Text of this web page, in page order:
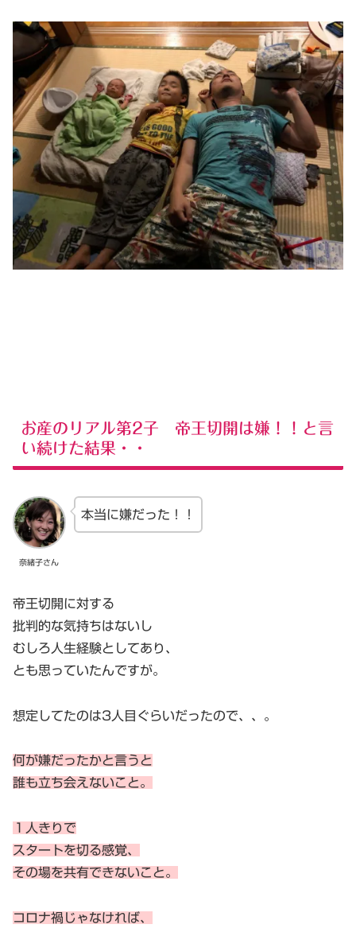
お産のリアル第2子 帝王切開は嫌！！と言
い続けた結果・・
奈緒子さん
本当に嫌だった！！
帝王切開に対する
批判的な気持ちはないし
むしろ人生経験としてあり、
とも思っていたんですが。
想定してたのは3人目ぐらいだったので、、。
何が嫌だったかと言うと
誰も立ち会えないこと。
１人きりで
スタートを切る感覚、
その場を共有できないこと。
コロナ禍じゃなければ、